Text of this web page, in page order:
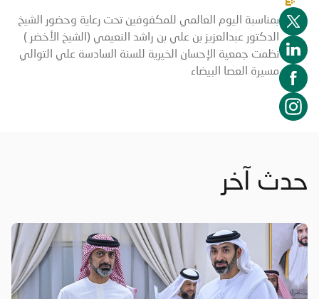
بمناسبة اليوم العالمي للمكفوفين تحت رعاية وحضور الشيخ
الدكتور عبدالعزيز بن علي بن راشد النعيمي (الشيخ الأخضر )
نظمت جمعية الإحسان الخيرية للسنة السادسة علي التوالي
مسيرة العصا البيضاء
حدث آخر